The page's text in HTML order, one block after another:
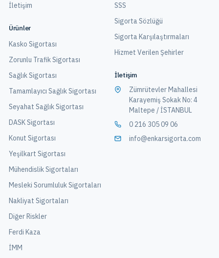
İletişim
Ürünler
Kasko Sigortası
Zorunlu Trafik Sigortası
Sağlık Sigortası
Tamamlayıcı Sağlık Sigortası
Seyahat Sağlık Sigortası
DASK Sigortası
Konut Sigortası
Yeşilkart Sigortası
Mühendislik Sigortaları
Mesleki Sorumluluk Sigortaları
Nakliyat Sigortaları
Diğer Riskler
Ferdi Kaza
İMM
SSS
Sigorta Sözlüğü
Sigorta Karşılaştırmaları
Hizmet Verilen Şehirler
İletişim
Zümrütevler Mahallesi
Karayemiş Sokak No: 4
Maltepe / İSTANBUL
0 216 305 09 06
info@enkarsigorta.com